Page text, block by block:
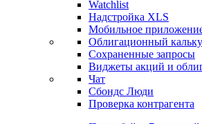
Получить доступ
Инструментарий
Портфель
Watchlist
Надстройка XLS
Мобильное приложение
Облигационный
Сохраненные запросы